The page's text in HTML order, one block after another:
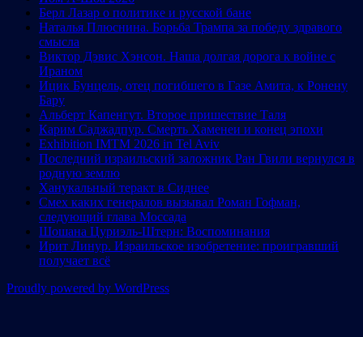
Берл Лазар о политике и русской бане
Наталья Плюснина. Борьба Трампа за победу здравого
смысла
Виктор Дэвис Хэнсон. Наша долгая дорога к войне с
Ираном
Ицик Бунцель, отец погибшего в Газе Амита, к Ронену
Бару
Альберт Капенгут. Второе пришествие Таля
Карим Саджадпур. Смерть Хаменеи и конец эпохи
Exhibition IMTM 2026 in Tel Aviv
Последний израильский заложник Ран Гвили вернулся в
родную землю
Ханукальный теракт в Сиднее
Смех каких генералов вызывал Роман Гофман,
следующий глава Моссада
Шошана Цуриэль-Штерн: Воспоминания
Ирит Линур. Израильское изобретение: проигравший
получает всё
Proudly powered by WordPress